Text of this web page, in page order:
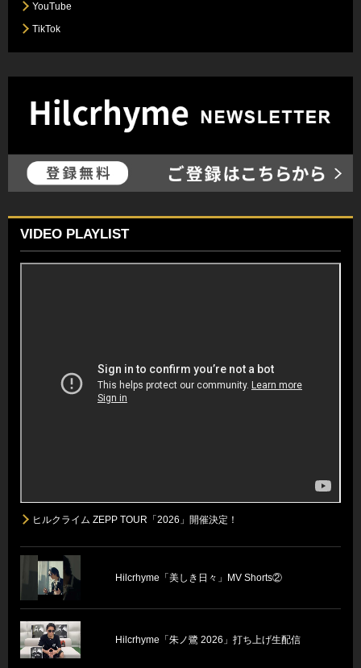
YouTube
TikTok
VIDEO PLAYLIST
ヒルクライム ZEPP TOUR「2026」開催決定！
Hilcrhyme「美しき日々」MV Shorts②
Hilcrhyme「朱ノ鷺 2026」打ち上げ生配信